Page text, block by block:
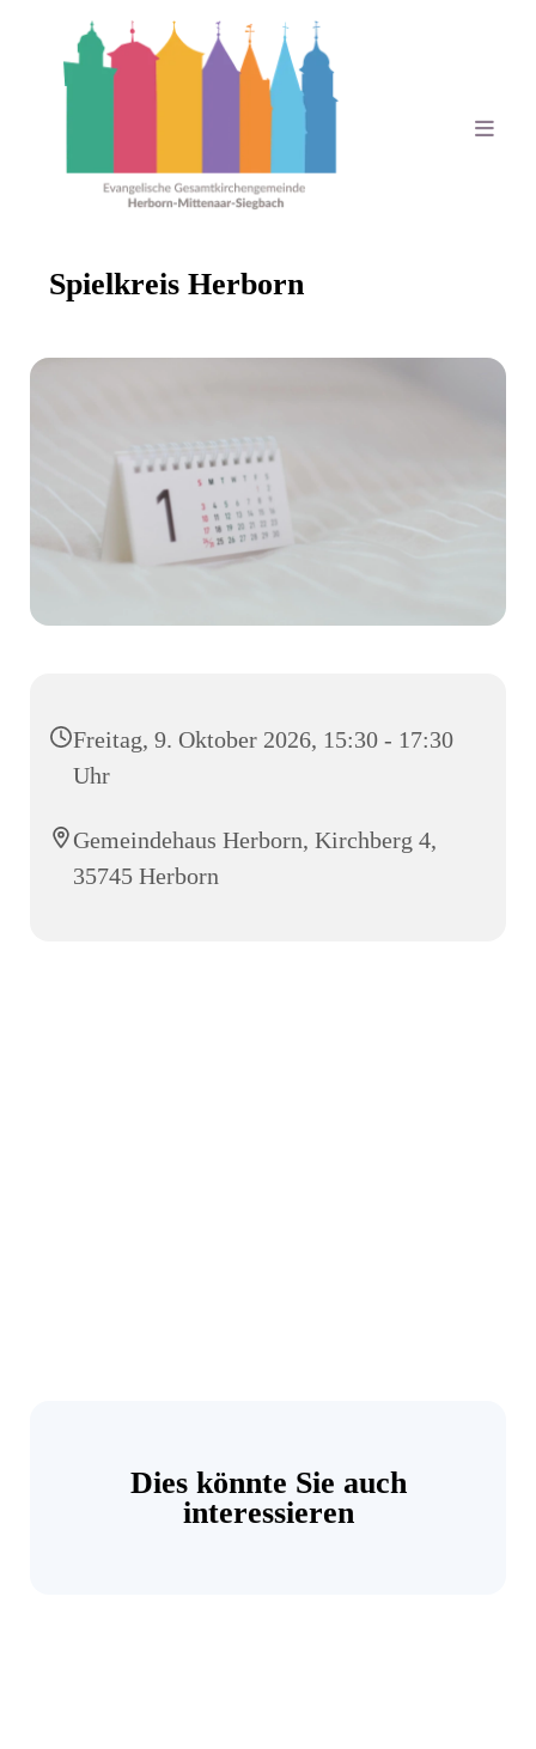
Spielkreis Herborn
Freitag, 9. Oktober 2026, 15:30 - 17:30
Uhr
Gemeindehaus Herborn, Kirchberg 4,
35745 Herborn
Dies könnte Sie auch
interessieren